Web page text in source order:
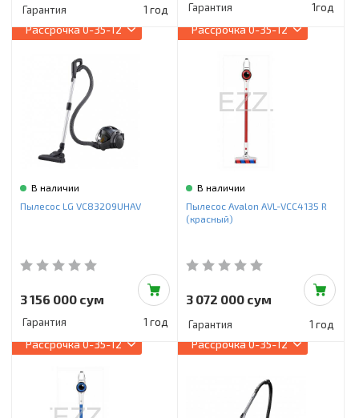
Гарантия 1 год Гарантия 1год
Рассрочка0-35-12
В наличии
Пылесос LG VC83209UHAV
3 156 000 сум
Гарантия 1 год
Рассрочка0-35-12
В наличии
Пылесос Avalon AVL-VCC4135 R
(красный)
3 072 000 сум
Гарантия 1 год
Рассрочка0-35-12 Рассрочка0-35-12